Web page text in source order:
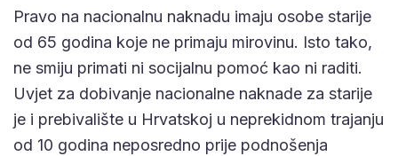
Pravo na nacionalnu naknadu imaju osobe starije
od 65 godina koje ne primaju mirovinu. Isto tako,
ne smiju primati ni socijalnu pomoć kao ni raditi.
Uvjet za dobivanje nacionalne naknade za starije
je i prebivalište u Hrvatskoj u neprekidnom trajanju
od 10 godina neposredno prije podnošenja